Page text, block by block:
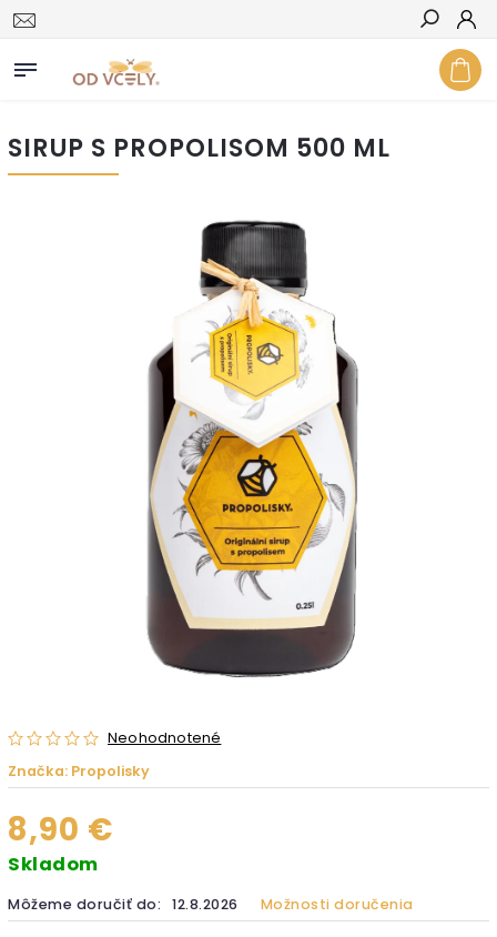
Hľadať
SIRUP S PROPOLISOM 500 ML
Neohodnotené
Značka: Propolisky
8,90 €
Skladom
Môžeme doručiť do: 12.8.2026 Možnosti doručenia